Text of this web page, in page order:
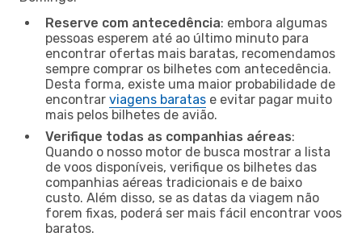
Reserve com antecedência: embora algumas
pessoas esperem até ao último minuto para
encontrar ofertas mais baratas, recomendamos
sempre comprar os bilhetes com antecedência.
Desta forma, existe uma maior probabilidade de
encontrar viagens baratas e evitar pagar muito
mais pelos bilhetes de avião.
Verifique todas as companhias aéreas:
Quando o nosso motor de busca mostrar a lista
de voos disponíveis, verifique os bilhetes das
companhias aéreas tradicionais e de baixo
custo. Além disso, se as datas da viagem não
forem fixas, poderá ser mais fácil encontrar voos
baratos.